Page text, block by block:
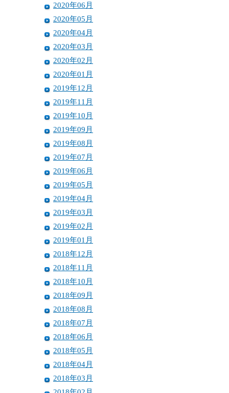
2020年06月
2020年05月
2020年04月
2020年03月
2020年02月
2020年01月
2019年12月
2019年11月
2019年10月
2019年09月
2019年08月
2019年07月
2019年06月
2019年05月
2019年04月
2019年03月
2019年02月
2019年01月
2018年12月
2018年11月
2018年10月
2018年09月
2018年08月
2018年07月
2018年06月
2018年05月
2018年04月
2018年03月